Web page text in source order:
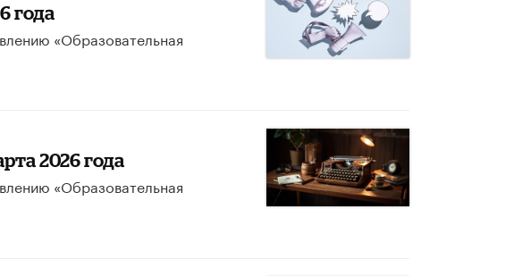
года
«Образовательная
2026 года
«Образовательная